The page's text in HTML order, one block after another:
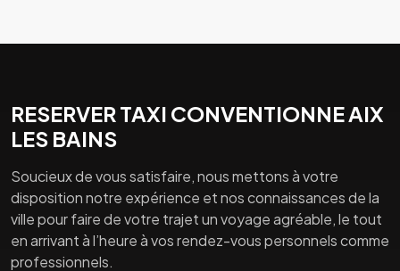
RESERVER TAXI CONVENTIONNE AIX
LES BAINS
Soucieux de vous satisfaire, nous mettons à votre
disposition notre expérience et nos connaissances de la
ville pour faire de votre trajet un voyage agréable, le tout
en arrivant à l’heure à vos rendez-vous personnels comme
professionnels.